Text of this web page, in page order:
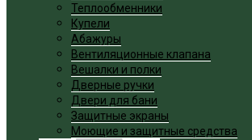
Теплообменники
Купели
Абажуры
Вентиляционные клапана
Вешалки и полки
Дверные ручки
Двери для бани
Защитные экраны
Моющие и защитные средства